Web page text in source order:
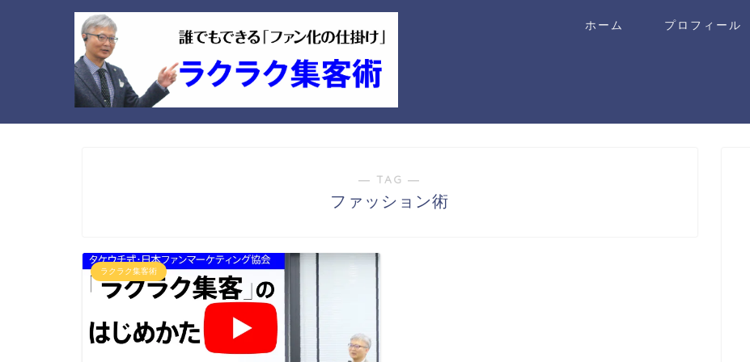
ホーム プロフィール
― TAG ―
ファッション術
ラクラク集客術